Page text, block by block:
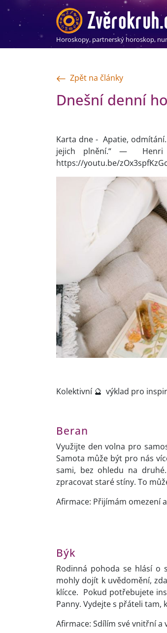
Horoskopy, partnerský horoskop,
Zpět na články
Dnešní denní
Karta dne - Apatie,
jejich plnění.“ —
https://youtu.be/
Kolektivní 🔮 výklad pro
Beran
Využijte den volna pro
Samota může být pro nás
sami, bez ohledu na
zpracovat staré stíny. To
Afirmace: Přijímám omezení
Býk
Rodinná pohoda se hlásí o
mohly dojít k uvědomění,
klícce. Pokud potřebujete
Panny. Vydejte s přáteli tam,
Afirmace: Sdílím své vnitřní